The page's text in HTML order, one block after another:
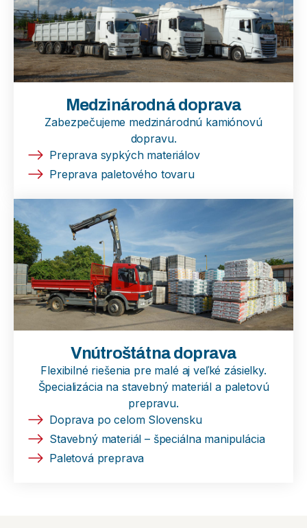
Medzinárodná doprava
Zabezpečujeme medzinárodnú kamiónovú
dopravu.
Preprava sypkých materiálov
Preprava paletového tovaru
Vnútroštátna doprava
Flexibilné riešenia pre malé aj veľké zásielky.
Špecializácia na stavebný materiál a paletovú
prepravu.
Doprava po celom Slovensku
Stavebný materiál – špeciálna manipulácia
Paletová preprava